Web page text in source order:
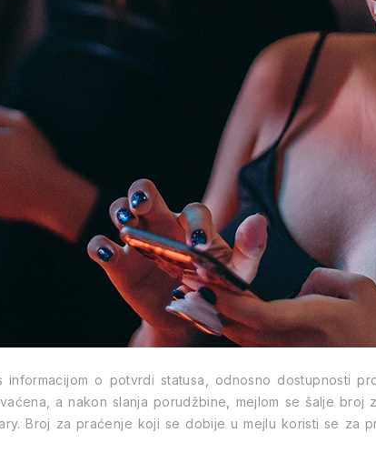
o potvrdi statusa, odnosno dostupnosti
a nakon slanja porudžbine, mejlom se šalje
Broj za praćenje koji se dobije u mejlu koristi se za